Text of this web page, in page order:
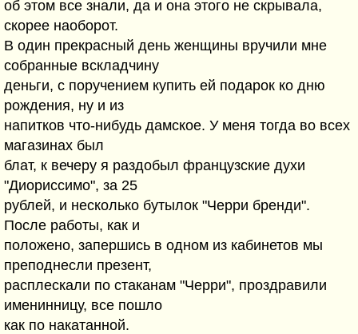
об этом все знали, да и она этого не скрывала,
скорее наоборот.
В один прекрасный день женщины вручили мне
собранные вскладчину
деньги, с поручением купить ей подарок ко дню
рождения, ну и из
напитков что-нибудь дамское. У меня тогда во всех
магазинах был
блат, к вечеру я раздобыл французские духи
"Диориссимо", за 25
рублей, и несколько бутылок "Черри бренди".
После работы, как и
положено, запершись в одном из кабинетов мы
преподнесли презент,
расплескали по стаканам "Черри", проздравили
именинницу, все пошло
как по накатанной.